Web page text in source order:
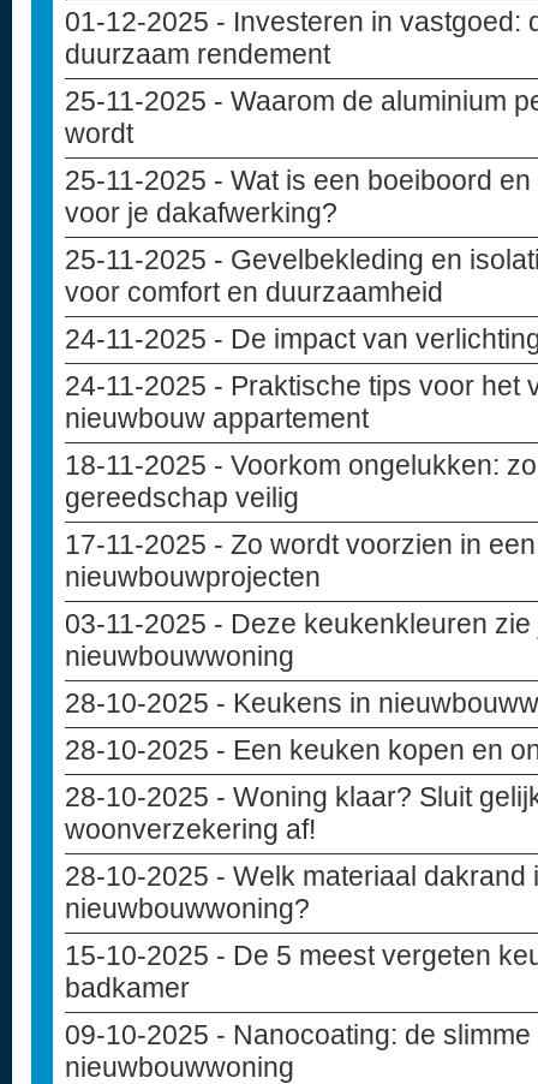
01-12-2025 - Investeren in vastgoed:
duurzaam rendement
25-11-2025 - Waarom de aluminium
wordt
25-11-2025 - Wat is een boeiboord
voor je dakafwerking?
25-11-2025 - Gevelbekleding en
voor comfort en duurzaamheid
24-11-2025 - De impact van
24-11-2025 - Praktische tips voor het
nieuwbouw appartement
18-11-2025 - Voorkom ongelukken:
gereedschap veilig
17-11-2025 - Zo wordt voorzien in
nieuwbouwprojecten
03-11-2025 - Deze keukenkleuren
nieuwbouwwoning
28-10-2025 - Keukens in
28-10-2025 - Een keuken kopen en
28-10-2025 - Woning klaar? Sluit
woonverzekering af!
28-10-2025 - Welk materiaal dakrand
nieuwbouwwoning?
15-10-2025 - De 5 meest vergeten
badkamer
09-10-2025 - Nanocoating: de
nieuwbouwwoning